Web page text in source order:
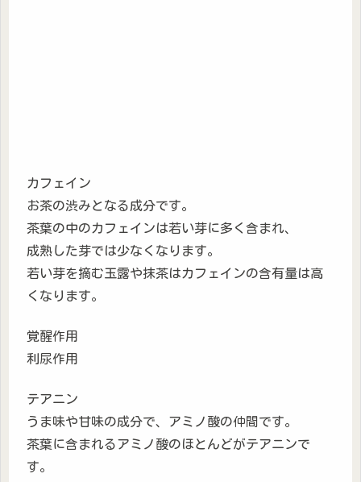
カフェイン
お茶の渋みとなる成分です。
茶葉の中のカフェインは若い芽に多く含まれ、
成熟した芽では少なくなります。
若い芽を摘む玉露や抹茶はカフェインの含有量は高
くなります。
覚醒作用
利尿作用
テアニン
うま味や甘味の成分で、アミノ酸の仲間です。
茶葉に含まれるアミノ酸のほとんどがテアニンで
す。